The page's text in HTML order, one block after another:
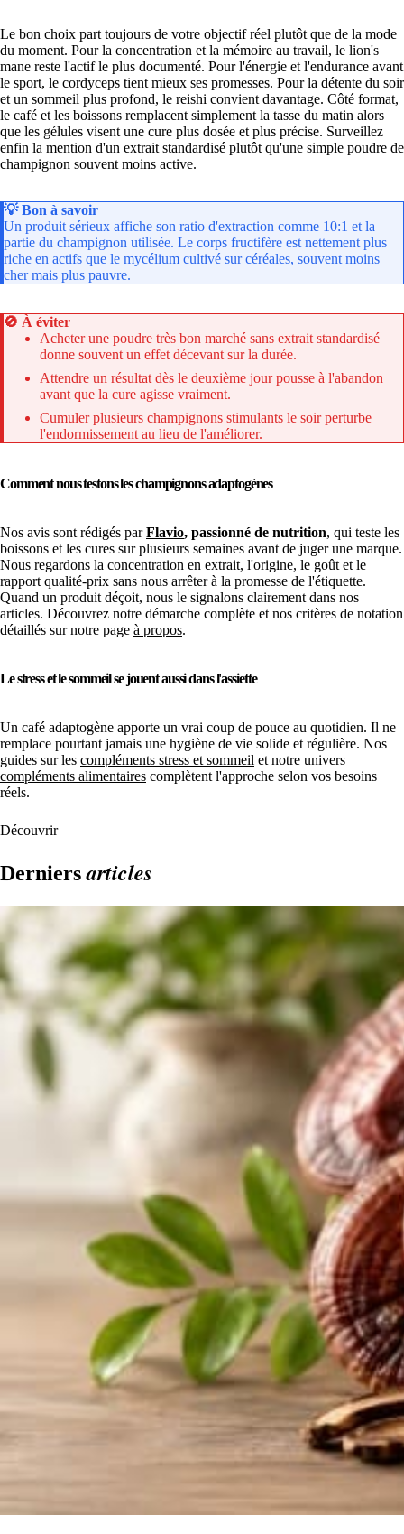
Le bon choix part toujours de votre objectif réel plutôt que de la mode
du moment. Pour la concentration et la mémoire au travail, le lion's
mane reste l'actif le plus documenté. Pour l'énergie et l'endurance avant
le sport, le cordyceps tient mieux ses promesses. Pour la détente du soir
et un sommeil plus profond, le reishi convient davantage. Côté format,
le café et les boissons remplacent simplement la tasse du matin alors
que les gélules visent une cure plus dosée et plus précise. Surveillez
enfin la mention d'un extrait standardisé plutôt qu'une simple poudre de
champignon souvent moins active.
💡Bon à savoir
Un produit sérieux affiche son ratio d'extraction comme 10:1 et la
partie du champignon utilisée. Le corps fructifère est nettement plus
riche en actifs que le mycélium cultivé sur céréales, souvent moins
cher mais plus pauvre.
🚫 À éviter
Acheter une poudre très bon marché sans extrait standardisé
donne souvent un effet décevant sur la durée.
Attendre un résultat dès le deuxième jour pousse à l'abandon
avant que la cure agisse vraiment.
Cumuler plusieurs champignons stimulants le soir perturbe
l'endormissement au lieu de l'améliorer.
Comment nous testons les champignons adaptogènes
Nos avis sont rédigés parFlavio, passionné de nutrition, qui teste les
boissons et les cures sur plusieurs semaines avant de juger une marque.
Nous regardons la concentration en extrait, l'origine, le goût et le
rapport qualité-prix sans nous arrêter à la promesse de l'étiquette.
Quand un produit déçoit, nous le signalons clairement dans nos
articles. Découvrez notre démarche complète et nos critères de notation
détaillés sur notre page à propos.
Le stress et le sommeil se jouent aussi dans l'assiette
Un café adaptogène apporte un vrai coup de pouce au quotidien. Il ne
remplace pourtant jamais une hygiène de vie solide et régulière. Nos
guides sur les compléments stress et sommeil et notre univers
compléments alimentaires complètent l'approche selon vos besoins
réels.
Découvrir
Derniersarticles